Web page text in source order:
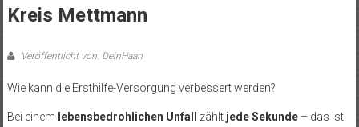
Kreis Mettmann
Veröffentlicht von: DeinHaan
Wie kann die Ersthilfe-Versorgung verbessert werden?
Bei einem lebensbedrohlichen Unfall zählt jede Sekunde– das ist